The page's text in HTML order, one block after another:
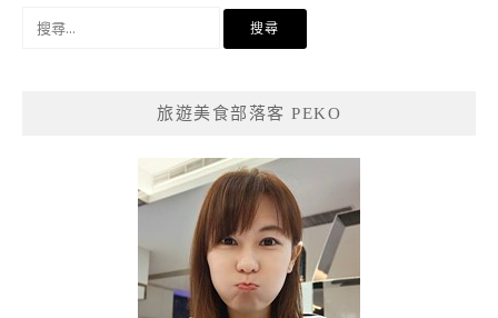
旅遊美食部落客 PEKO